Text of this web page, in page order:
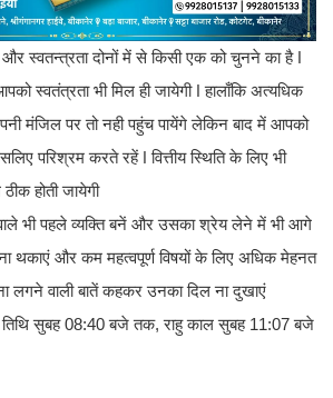
स्वतन्त्रता दोनों में से किसी एक को चुनने का है ǀ
स्वतंत्रता भी मिल ही जायेगी ǀ हालाँकि अत्यधिक
मंजिल पर तो नही पहुंच पायेंगे लेकिन बाद में आपको
परिश्रम करते रहें ǀ वित्तीय स्थिति के लिए भी
होती जायेगी
भी पहले व्यक्ति बनें और उसका श्रेय लेने में भी आगे
थकाएं और कम महत्वपूर्ण विषयों के लिए अधिक मेहनत
लगने वाली बातें कहकर उनका दिल ना दुखाएं